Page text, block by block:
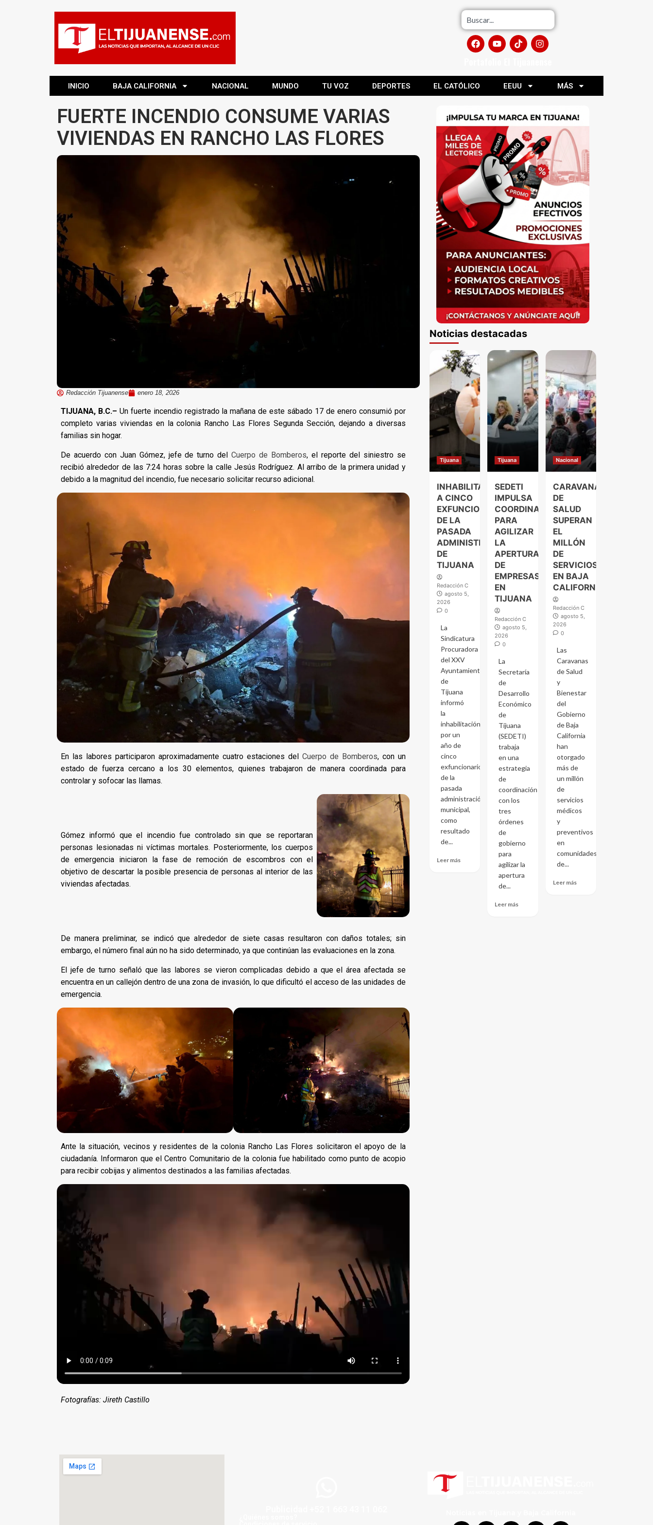
INICIO BAJA CALIFORNIA NACIONAL MUNDO TU VOZ DEPORTES EL CATÓLICO EEUU MÁS
FUERTE INCENDIO CONSUME VARIAS
VIVIENDAS EN RANCHO LAS FLORES
Redacción Tijuanense enero 18, 2026
TIJUANA, B.C.– Un fuerte incendio registrado la mañana de este sábado 17 de enero consumió por
completo varias viviendas en la colonia Rancho Las Flores Segunda Sección, dejando a diversas
familias sin hogar.
De acuerdo con Juan Gómez, jefe de turno delCuerpo de Bomberos, el reporte del siniestro se
recibió alrededor de las 7:24 horas sobre la calle Jesús Rodríguez. Al arribo de la primera unidad y
debido a la magnitud del incendio, fue necesario solicitar recurso adicional.
En las labores participaron aproximadamente cuatro estaciones del Cuerpo de Bomberos, con un
estado de fuerza cercano a los 30 elementos, quienes trabajaron de manera coordinada para
controlar y sofocar las llamas.
Gómez informó que el incendio fue controlado sin que se reportaran
personas lesionadas ni víctimas mortales. Posteriormente, los cuerpos
de emergencia iniciaron la fase de remoción de escombros con el
objetivo de descartar la posible presencia de personas al interior de las
viviendas afectadas.
De manera preliminar, se indicó que alrededor de siete casas resultaron con daños totales; sin
embargo, el número final aún no ha sido determinado, ya que continúan las evaluaciones en la zona.
El jefe de turno señaló que las labores se vieron complicadas debido a que el área afectada se
encuentra en un callejón dentro de una zona de invasión, lo que dificultó el acceso de las unidades de
emergencia.
Ante la situación, vecinos y residentes de la colonia Rancho Las Flores solicitaron el apoyo de la
ciudadanía. Informaron que el Centro Comunitario de la colonia fue habilitado como punto de acopio
para recibir cobijas y alimentos destinados a las familias afectadas.
Fotografías: Jireth Castillo
Noticias destacadas
Tijuana
INHABILITAN
A CINCO
EXFUNCIONARIOS
DE LA
PASADA
ADMINISTRACIÓN
DE
TIJUANA
Redacción C
agosto 5,
2026
0
La
Sindicatura
Procuradora
del XXV
Ayuntamiento
de
Tijuana
informó
la
inhabilitación
por un
año de
cinco
exfuncionarios
de la
pasada
administración
municipal,
como
resultado
de...
Leer más
Tijuana
SEDETI
IMPULSA
COORDINACIÓN
PARA
AGILIZAR
LA
APERTURA
DE
EMPRESAS
EN
TIJUANA
Redacción C
agosto 5,
2026
0
La
Secretaría
de
Desarrollo
Económico
de
Tijuana
(SEDETI)
trabaja
en una
estrategia
de
coordinación
con los
tres
órdenes
de
gobierno
para
agilizar la
apertura
de...
Leer más
Nacional
CARAVANAS
DE
SALUD
SUPERAN
EL
MILLÓN
DE
SERVICIOS
EN BAJA
CALIFORNIA
Redacción C
agosto 5,
2026
0
Las
Caravanas
de Salud
y
Bienestar
del
Gobierno
de Baja
California
han
otorgado
más de
un millón
de
servicios
médicos
y
preventivos
en
comunidades
de...
Leer más